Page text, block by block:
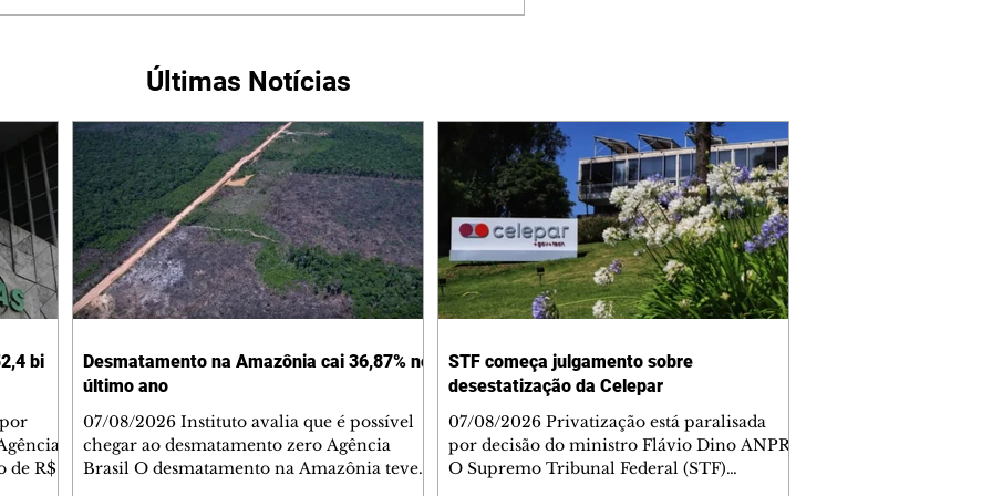
Últimas Notícias
bi
de R$
Desmatamento na Amazônia cai 36,87% no
último ano
07/08/2026 Instituto avalia que é possível
chegar ao desmatamento zero Agência
Brasil O desmatamento na Amazônia teve
STF começa julgamento sobre
desestatização da Celepar
07/08/2026 Privatização está paralisada
por decisão do ministro Flávio Dino ANPR
O Supremo Tribunal Federal (STF)